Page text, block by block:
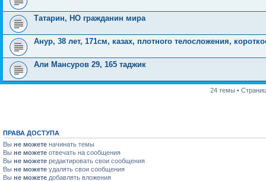
Татарин, НО гражданин мира
Анур, 38 лет, 171см, казах, плотного телосложения,
Али Мансуров 29, 165 таджик
24 темы •
ПРАВА ДОСТУПА
Вы не можете начинать темы
Вы не можете отвечать на сообщения
Вы не можете редактировать свои сообщения
Вы не можете удалять свои сообщения
Вы не можете добавлять вложения